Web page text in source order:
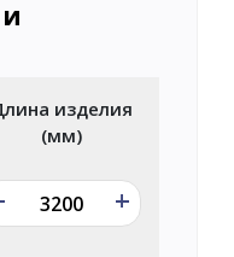
изделия
(мм)
+